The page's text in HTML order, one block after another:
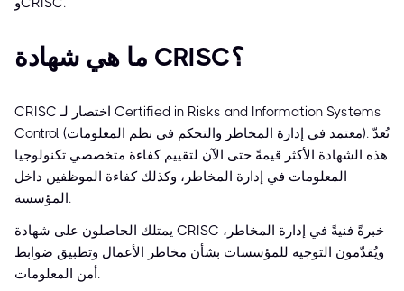
ما هي شهادة CRISC؟
CRISC اختصار لـ Certified in Risks and Information Systems
Control (معتمد في إدارة المخاطر والتحكم في نظم المعلومات). تُعدّ
هذه الشهادة الأكثر قيمةً حتى الآن لتقييم كفاءة متخصصي تكنولوجيا
المعلومات في إدارة المخاطر، وكذلك كفاءة الموظفين داخل
المؤسسة.
يمتلك الحاصلون على شهادة CRISC خبرةً فنيةً في إدارة المخاطر،
ويُقدّمون التوجيه للمؤسسات بشأن مخاطر الأعمال وتطبيق ضوابط
أمن المعلومات.